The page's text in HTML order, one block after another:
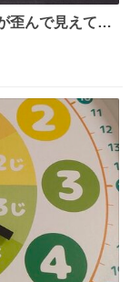
歪んで見えてし
観察しやすいよ
の先生から教